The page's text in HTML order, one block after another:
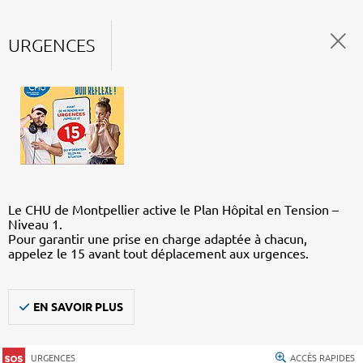
URGENCES
Le CHU de Montpellier active le Plan Hôpital en Tension –
Niveau 1.
Pour garantir une prise en charge adaptée à chacun,
appelez le 15 avant tout déplacement aux urgences.
EN SAVOIR PLUS
URGENCES ACCÈS RAPIDES